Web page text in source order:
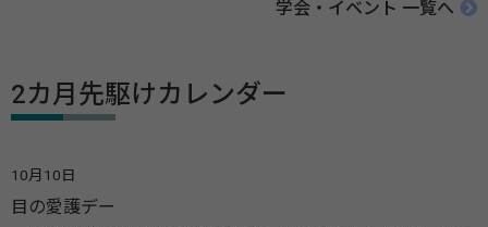
学会・イベント 一覧へ
2カ月先駆けカレンダー
10月10日
目の愛護デー